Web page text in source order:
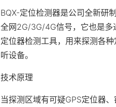
BQX-定位检测器是公司全新研
全网2G/3G/4G信号，它也是多
定位器检测工具，用来探测各
听设备。
技术原理
当探测区域有可疑GPS定位器